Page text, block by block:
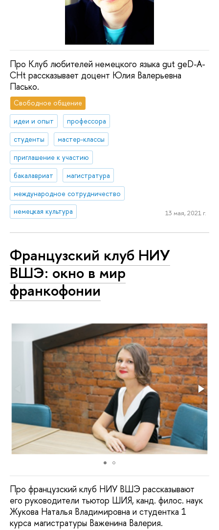
Про Клуб любителей немецкого языка gut geD-A-
CHt рассказывает доцент Юлия Валерьевна
Пасько.
Свободное общение
идеи и опыт
профессора
студенты
мастер-классы
приглашение к участию
бакалавриат
магистратура
международное сотрудничество
немецкая культура
13 мая, 2021 г.
Французский клуб НИУ
ВШЭ: окно в мир
франкофонии
Про французский клуб НИУ ВШЭ рассказывают
его руководители тьютор ШИЯ, канд. филос. наук
Жукова Наталья Владимировна и студентка 1
курса магистратуры Важенина Валерия.